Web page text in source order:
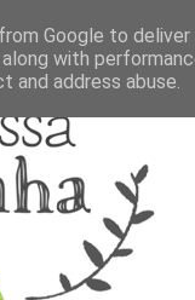
Google to
with
address abuse.